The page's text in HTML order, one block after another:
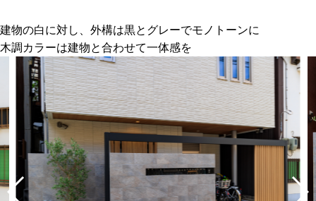
建物の白に対し、外構は黒とグレーでモノトーンに
木調カラーは建物と合わせて一体感を